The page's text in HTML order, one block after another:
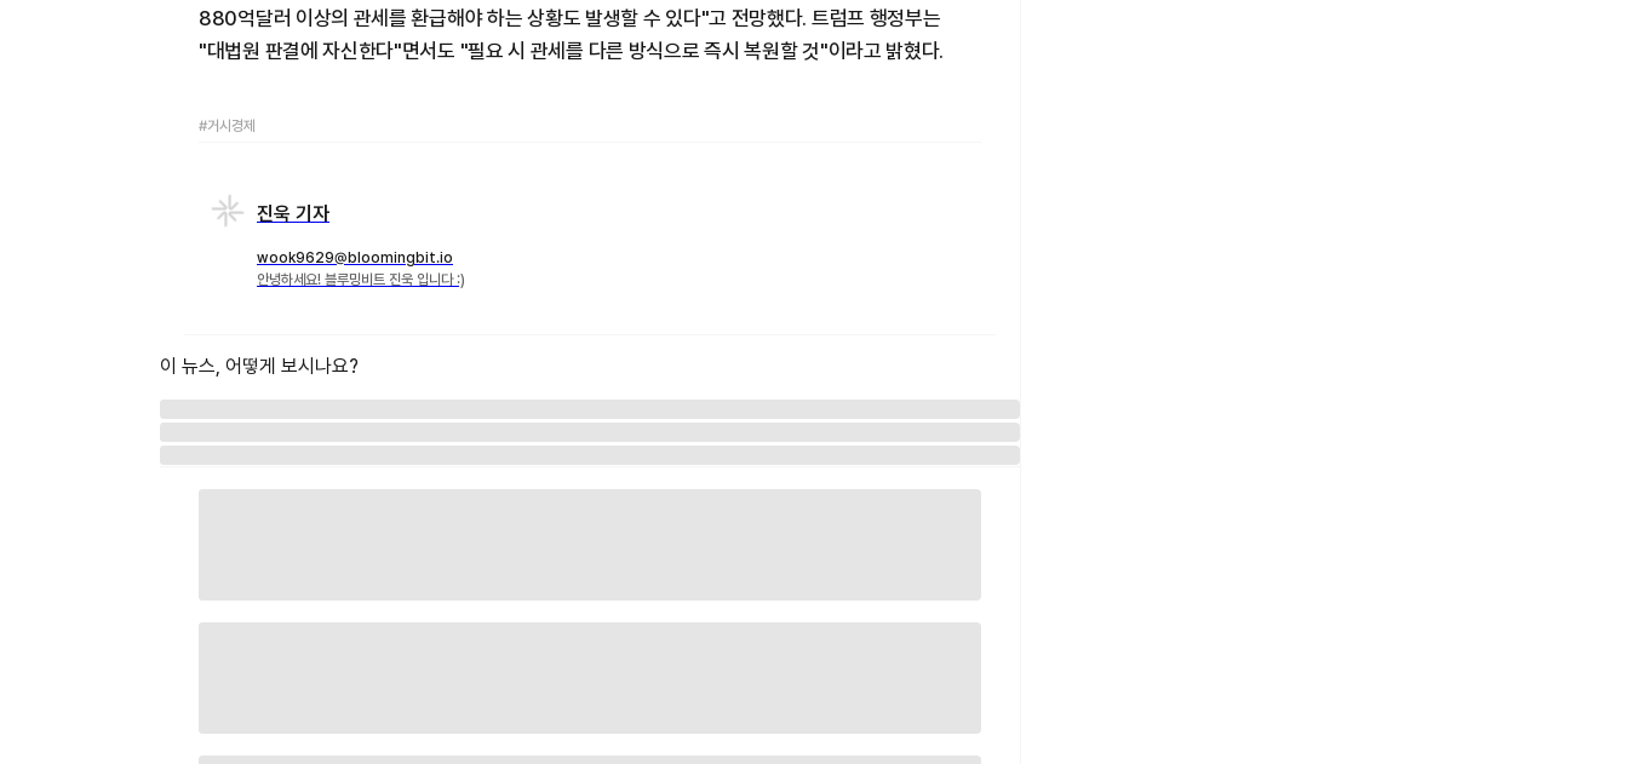
880억달러 이상의 관세를 환급해야 하는 상황도 발생할 수 있다"고 전망했다. 트럼프 행정부는
"대법원 판결에 자신한다"면서도 "필요 시 관세를 다른 방식으로 즉시 복원할 것"이라고 밝혔다.
#거시경제
진욱 기자
wook9629@bloomingbit.io
안녕하세요! 블루밍비트 진욱 입니다 :)
이 뉴스, 어떻게 보시나요?